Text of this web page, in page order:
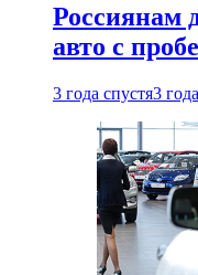
Россиянам
авто с
3 года спустя3